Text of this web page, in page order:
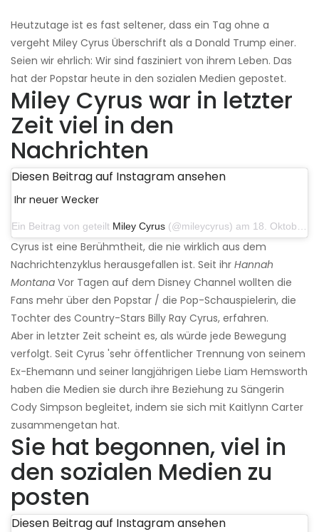
Heutzutage ist es fast seltener, dass ein Tag ohne a
vergeht Miley Cyrus Überschrift als a Donald Trump einer.
Seien wir ehrlich: Wir sind fasziniert von ihrem Leben. Das
hat der Popstar heute in den sozialen Medien gepostet.
Miley Cyrus war in letzter
Zeit viel in den
Nachrichten
Diesen Beitrag auf Instagram ansehen
Ihr neuer Wecker
Ein Beitrag von geteilt Miley Cyrus (@mileycyrus) am 18. Oktober 2019 um 19:03 Uhr PDT
Cyrus ist eine Berühmtheit, die nie wirklich aus dem
Nachrichtenzyklus herausgefallen ist. Seit ihr Hannah
Montana Vor Tagen auf dem Disney Channel wollten die
Fans mehr über den Popstar / die Pop-Schauspielerin, die
Tochter des Country-Stars Billy Ray Cyrus, erfahren.
Aber in letzter Zeit scheint es, als würde jede Bewegung
verfolgt. Seit Cyrus 'sehr öffentlicher Trennung von seinem
Ex-Ehemann und seiner langjährigen Liebe Liam Hemsworth
haben die Medien sie durch ihre Beziehung zu Sängerin
Cody Simpson begleitet, indem sie sich mit Kaitlynn Carter
zusammengetan hat.
Sie hat begonnen, viel in
den sozialen Medien zu
posten
Diesen Beitrag auf Instagram ansehen